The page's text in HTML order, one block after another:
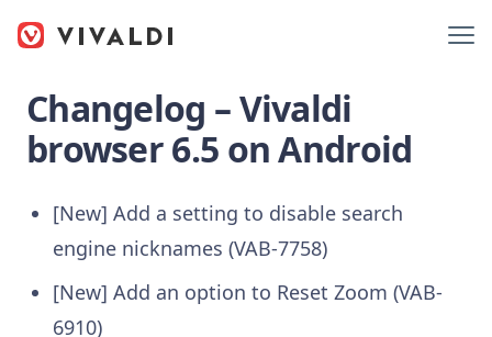
Changelog – Vivaldi
browser 6.5 on Android
[New] Add a setting to disable search
engine nicknames (VAB-7758)
[New] Add an option to Reset Zoom (VAB-
6910)